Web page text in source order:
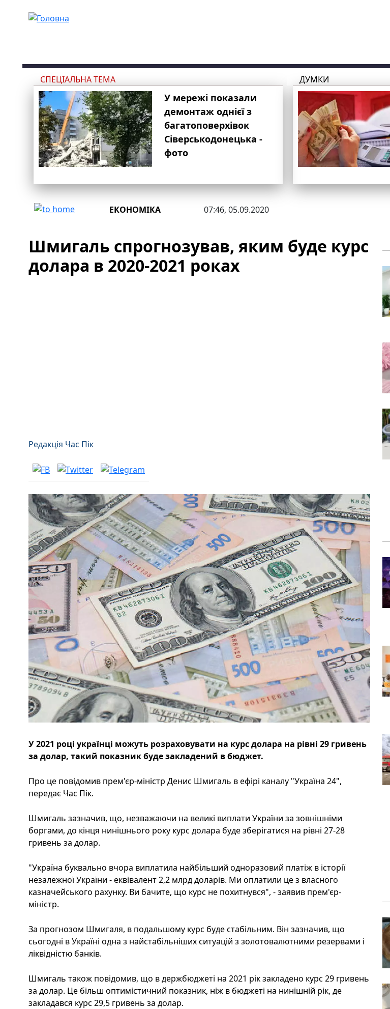
СПЕЦІАЛЬНА ТЕМА
У мережі показали
демонтаж однієї з
багатоповерхівок
Сіверськодонецька -
фото
ДУМКИ
ЕКОНОМІКА 07:46, 05.09.2020
Шмигаль спрогнозував, яким буде курс
долара в 2020-2021 роках
Редакція Час Пік
У 2021 році українці можуть розраховувати на курс долара на рівні 29 гривень
за долар, такий показник буде закладений в бюджет.
Про це повідомив прем'єр-міністр Денис Шмигаль в ефірі каналу "Україна 24",
передає Час Пік.
Шмигаль зазначив, що, незважаючи на великі виплати України за зовнішніми
боргами, до кінця нинішнього року курс долара буде зберігатися на рівні 27-28
гривень за долар.
"Україна буквально вчора виплатила найбільший одноразовий платіж в історії
незалежної України - еквівалент 2,2 млрд доларів. Ми оплатили це з власного
казначейського рахунку. Ви бачите, що курс не похитнувся", - заявив прем'єр-
міністр.
За прогнозом Шмигаля, в подальшому курс буде стабільним. Він зазначив, що
сьогодні в Україні одна з найстабільніших ситуацій з золотовалютними резервами і
ліквідністю банків.
Шмигаль також повідомив, що в держбюджеті на 2021 рік закладено курс 29 гривень
за долар. Це більш оптимістичний показник, ніж в бюджеті на нинішній рік, де
закладався курс 29,5 гривень за долар.